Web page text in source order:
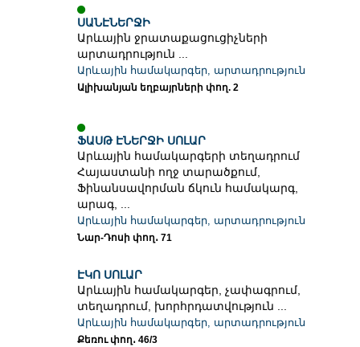
ՍԱՆԷՆԵՐՋԻ
Արևային ջրատաքացուցիչների
արտադրություն ...
Արևային համակարգեր, արտադրություն
Ալիխանյան եղբայրների փող. 2
ՖԱՍԹ ԷՆԵՐՋԻ ՍՈԼԱՐ
Արևային համակարգերի տեղադրում
Հայաստանի ողջ տարածքում,
Ֆինանսավորման ճկուն համակարգ,
արագ, ...
Արևային համակարգեր, արտադրություն
Նար-Դոսի փող․ 71
ԷԿՈ ՍՈԼԱՐ
Արևային համակարգեր, չափագրում,
տեղադրում, խորհրդատվություն ...
Արևային համակարգեր, արտադրություն
Քեռու փող․ 46/3